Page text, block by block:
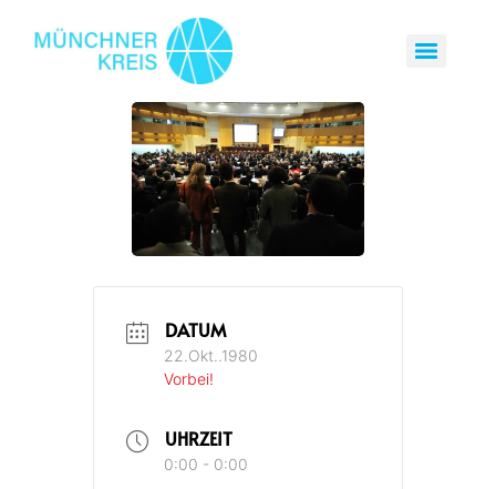
DATUM
22.Okt..1980
Vorbei!
UHRZEIT
0:00 - 0:00